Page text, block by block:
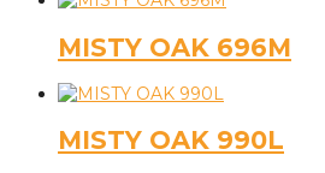
MISTY OAK 696M
MISTY OAK 990L